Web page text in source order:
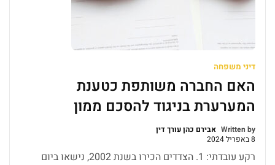
דיני משפחה
האם החברה משותפת כטענת
המערערת בניגוד להסכם ממון
Written by אבירם כהן עורך דין
8 באפריל 2024
רקע עובדתי: 1. הצדדים הכירו בשנת 2002, נישאו ביום